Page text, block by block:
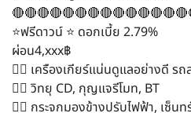
⭐️ฟรีดาวน์ ⭐️ ดอกเบี้ย 2.79%
ผ่อน4,xxx฿
👉🏻 เครืองเกียร์แน่นดูแลอย่างดี ร
👉🏻 วิทยุ CD, กุญแจรีโมท, BT
👉🏻 กระจกมองข้างปรับไฟฟ้า, เซ็น